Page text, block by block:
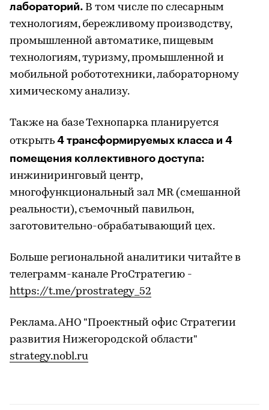
лабораторий. В том числе по слесарным
технологиям, бережливому производству,
промышленной автоматике, пищевым
технологиям, туризму, промышленной и
мобильной робототехники, лабораторному
химическому анализу.
Также на базе Технопарка планируется
открыть 4 трансформируемых класса и 4
помещения коллективного доступа:
инжиниринговый центр,
многофункциональный зал MR (смешанной
реальности), съемочный павильон,
заготовительно-обрабатывающий цех.
Больше региональной аналитики читайте в
телеграмм-канале ProСтратегию -
https://t.me/prostrategy_52
Реклама. АНО "Проектный офис Стратегии
развития Нижегородской области"
strategy.nobl.ru